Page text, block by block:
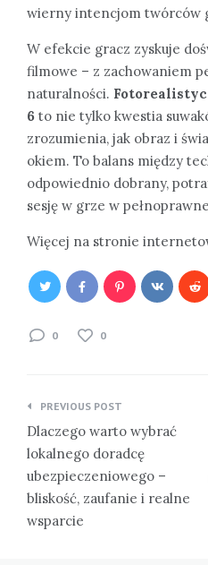
wierny intencjom twórców
W efekcie gracz zyskuje
filmowe – z zachowaniem
naturalności.
6 to nie tylko kwestia
zrozumienia, jak obraz i
okiem. To balans między
odpowiednio dobrany,
sesję w grze w
Więcej na stronie
0 0
Nawigacja
wpisu
PREVIOUS POST
Dlaczego warto wybrać
lokalnego doradcę
ubezpieczeniowego –
bliskość, zaufanie i realne
wsparcie